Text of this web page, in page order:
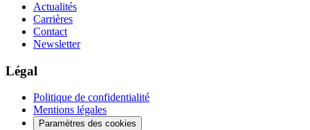
Actualités
Carrières
Contact
Newsletter
Légal
Politique de confidentialité
Mentions légales
Paramètres des cookies